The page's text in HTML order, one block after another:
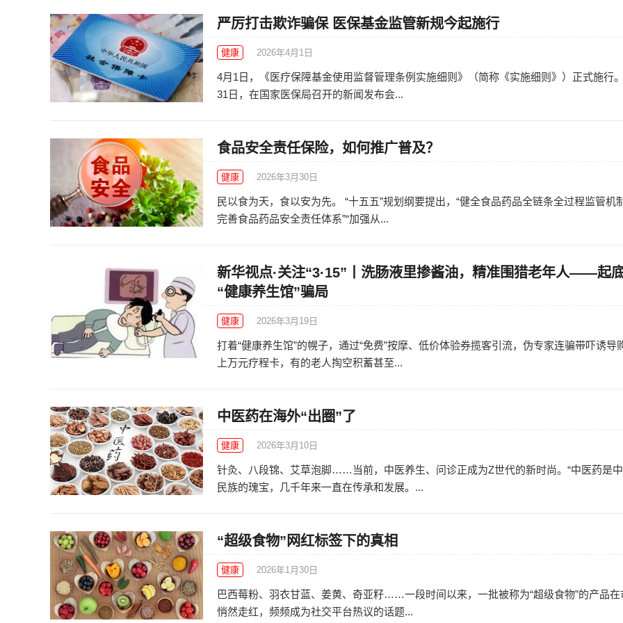
严厉打击欺诈骗保 医保基金监管新规今起施行
健康 2026年4月1日
4月1日，《医疗保障基金使用监督管理条例实施细则》（简称《实施细则》）正式施行
31日，在国家医保局召开的新闻发布会...
食品安全责任保险，如何推广普及？
健康 2026年3月30日
民以食为天，食以安为先。 “十五五”规划纲要提出，“健全食品药品全链条全过程监管机制
完善食品药品安全责任体系”“加强从...
新华视点·关注“3·15”丨洗肠液里掺酱油，精准围猎老年人——起
“健康养生馆”骗局
健康 2026年3月19日
打着“健康养生馆”的幌子，通过“免费”按摩、低价体验券揽客引流，伪专家连骗带吓诱导
上万元疗程卡，有的老人掏空积蓄甚至...
中医药在海外“出圈”了
健康 2026年3月10日
针灸、八段锦、艾草泡脚……当前，中医养生、问诊正成为Z世代的新时尚。“中医药是
民族的瑰宝，几千年来一直在传承和发展。...
“超级食物”网红标签下的真相
健康 2026年1月30日
巴西莓粉、羽衣甘蓝、姜黄、奇亚籽……一段时间以来，一批被称为“超级食物”的产品在
悄然走红，频频成为社交平台热议的话题...